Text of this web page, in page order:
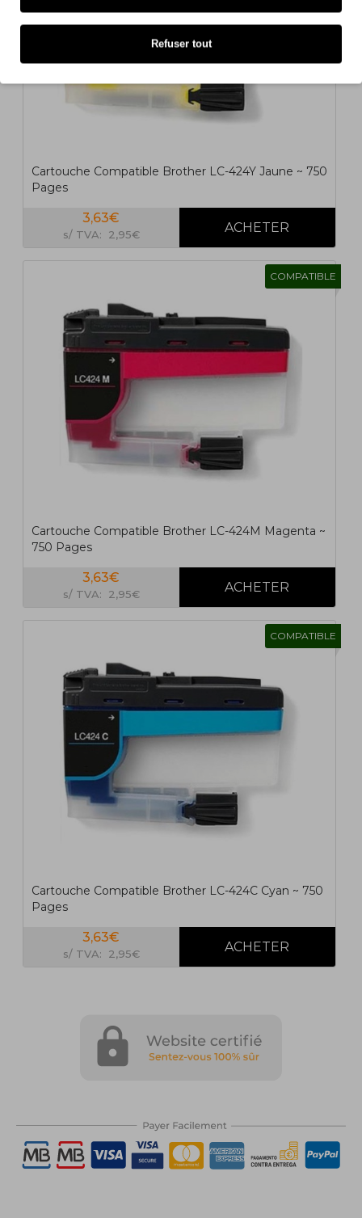
Cartouche Compatible Brother LC-424Y Jaune ~ 750
Pages
3,63€
s/ TVA: 2,95€
COMPATIBLE
Cartouche Compatible Brother LC-424M Magenta ~
750 Pages
3,63€
s/ TVA: 2,95€
COMPATIBLE
Cartouche Compatible Brother LC-424C Cyan ~ 750
Pages
3,63€
s/ TVA: 2,95€
Refuser tout